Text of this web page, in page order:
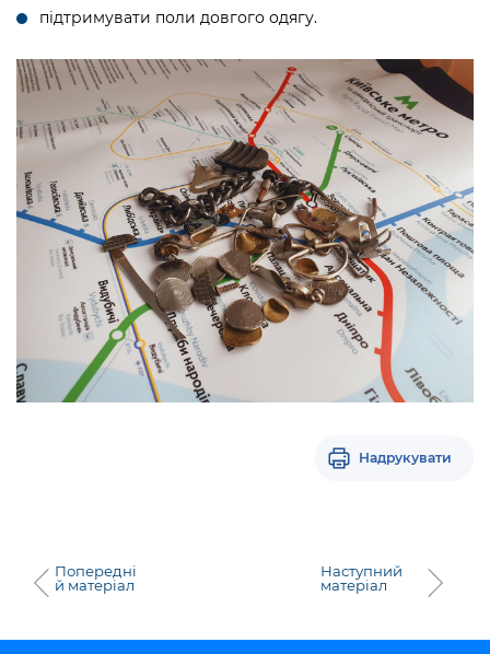
підтримувати поли довгого одягу.
Надрукувати
Попередні
й матеріал
Наступний
матеріал